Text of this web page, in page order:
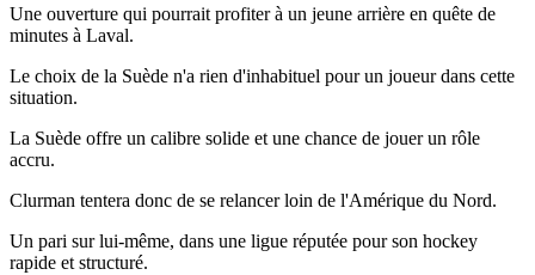
Une ouverture qui pourrait profiter à un jeune arrière en quête de
minutes à Laval.
Le choix de la Suède n'a rien d'inhabituel pour un joueur dans cette
situation.
La Suède offre un calibre solide et une chance de jouer un rôle
accru.
Clurman tentera donc de se relancer loin de l'Amérique du Nord.
Un pari sur lui-même, dans une ligue réputée pour son hockey
rapide et structuré.